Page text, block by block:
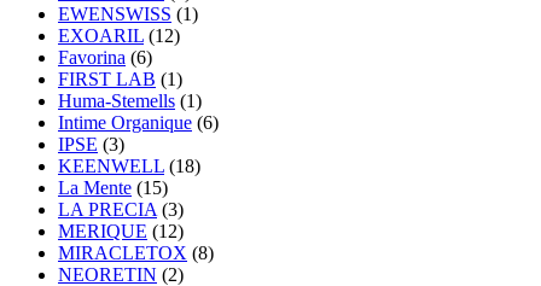
EWENSWISS (1)
EXOARIL (12)
Favorina (6)
FIRST LAB (1)
Huma-Stemells (1)
Intime Organique (6)
IPSE (3)
KEENWELL (18)
La Mente (15)
LA PRECIA (3)
MERIQUE (12)
MIRACLETOX (8)
NEORETIN (2)